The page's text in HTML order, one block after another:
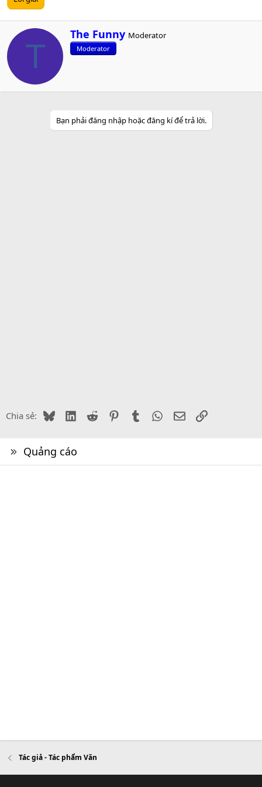
T
W
r
i
n
The Funny Moderator
Moderator
Bạn phải đăng nhập hoặc đăng kí để trả lời.
Chia sẻ: BlueskyLinkedIn
Reddit PinterestTumblr WhatsApp
EmailLink
Quảng cáo
Tác giả - Tác phẩm Văn